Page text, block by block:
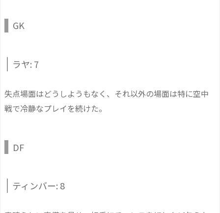
GK
ラヤ: 7
失点場面はどうしようもなく、それ以外の場面は特に空中
戦で冷静なプレイを続けた。
DF
ティンバー: 8